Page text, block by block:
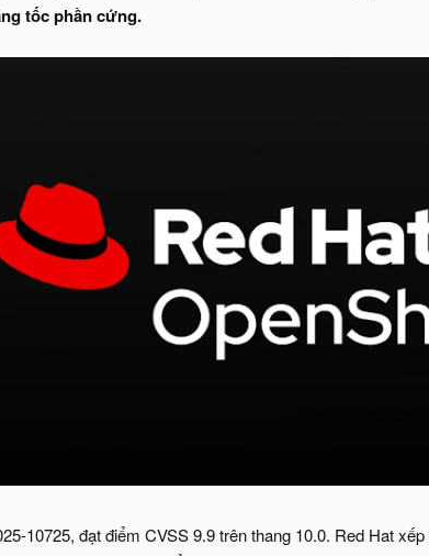
tốc phần cứng.
10725, đạt điểm CVSS 9.9 trên thang 10.0. Red Hat